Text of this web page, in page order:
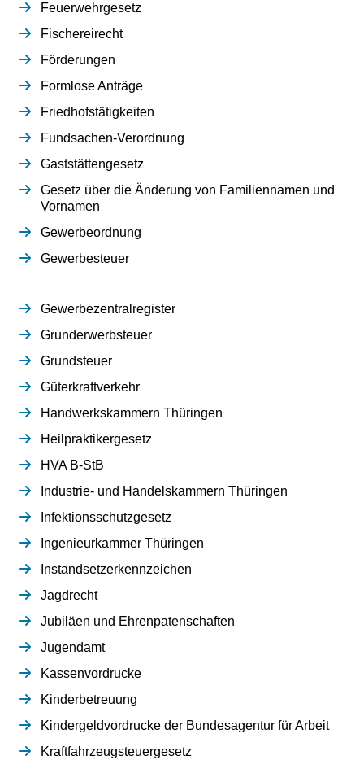
Feuerwehrgesetz
Fischereirecht
Förderungen
Formlose Anträge
Friedhofstätigkeiten
Fundsachen-Verordnung
Gaststättengesetz
Gesetz über die Änderung von Familiennamen und
Vornamen
Gewerbeordnung
Gewerbesteuer
Gewerbezentralregister
Grunderwerbsteuer
Grundsteuer
Güterkraftverkehr
Handwerkskammern Thüringen
Heilpraktikergesetz
HVA B-StB
Industrie- und Handelskammern Thüringen
Infektionsschutzgesetz
Ingenieurkammer Thüringen
Instandsetzerkennzeichen
Jagdrecht
Jubiläen und Ehrenpatenschaften
Jugendamt
Kassenvordrucke
Kinderbetreuung
Kindergeldvordrucke der Bundesagentur für Arbeit
Kraftfahrzeugsteuergesetz